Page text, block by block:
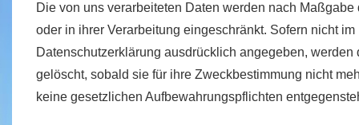
Die von uns verarbeiteten Daten werden nach
oder in ihrer Verarbeitung eingeschränkt. Sofern nicht
Datenschutzerklärung ausdrücklich angegeben,
gelöscht, sobald sie für ihre Zweckbestimmung nicht
keine gesetzlichen Aufbewahrungspflichten